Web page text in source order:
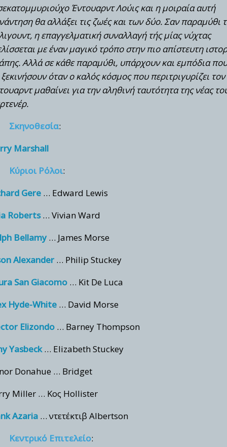
Έντουαρντ Λούις και η μοιραία αυτή
θα αλλάξει τις ζωές και των δύο. Σαν παραμύθι
η επαγγελματική συναλλαγή τής μίας νύχτας
με έναν μαγικό τρόπο στην πιο απίστευτη
Αλλά σε κάθε παραμύθι, υπάρχουν και εμπόδια που
όταν ο καλός κόσμος που περιτριγυρίζει τον
μαθαίνει για την αληθινή ταυτότητα της νέας
Σκηνοθεσία:
Marshall
Κύριοι Ρόλοι:
Gere … Edward Lewis
Roberts… Vivian Ward
Bellamy… James Morse
Alexander … Philip Stuckey
San Giacomo … Kit De Luca
Hyde-White … David Morse
Elizondo … Barney Thompson
Yasbeck… Elizabeth Stuckey
Donahue … Bridget
Miller … Κος Hollister
Azaria … ντετέκτιβ Albertson
Κεντρικό Επιτελείο: